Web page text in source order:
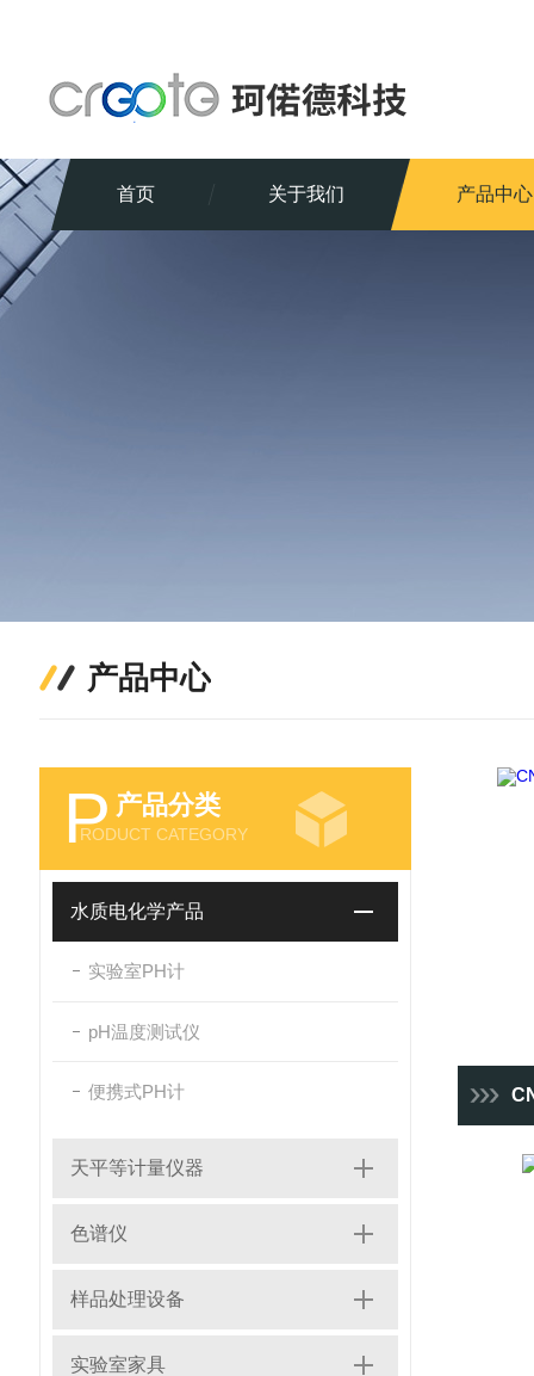
首页 关于我们 产品中心
产品中心
P 产品分类
RODUCT CATEGORY
水质电化学产品
实验室PH计
pH温度测试仪
便携式PH计
天平等计量仪器
色谱仪
样品处理设备
实验室家具